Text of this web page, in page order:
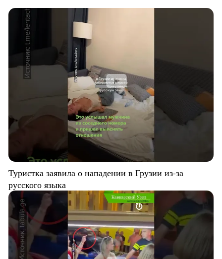
Туристка заявила о нападении в Грузии из-за
русского языка